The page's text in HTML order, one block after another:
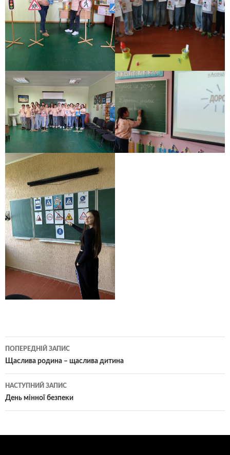
Навігація
по
записам
ПОПЕРЕДНІЙ ЗАПИС
Щаслива родина – щаслива дитина
НАСТУПНИЙ ЗАПИС
День мінної безпеки